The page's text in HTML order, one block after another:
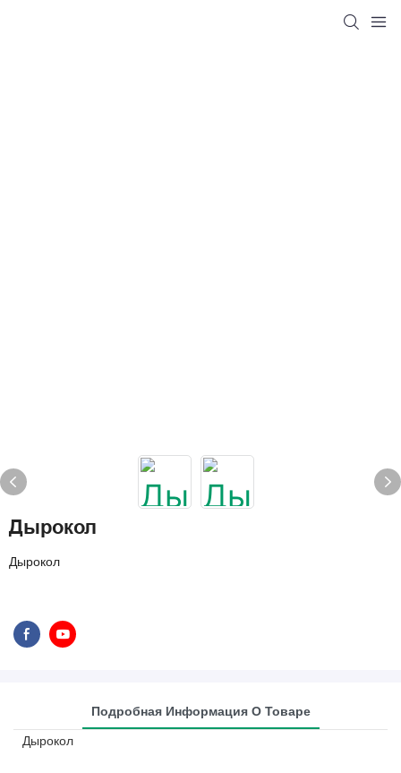
Дырокол
Дырокол
Подробная Информация О Товаре
Дырокол